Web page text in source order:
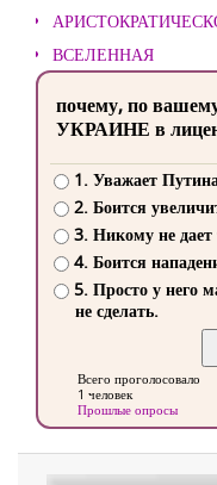
ВСЕЛЕННАЯ
почему, по
УКРАИНЕ в
1. Уважает
2. Боится
3. Никому не дает
4. Боится
5. Просто у него
не сделать.
Всего проголосовало
1 человек
Прошлые опросы